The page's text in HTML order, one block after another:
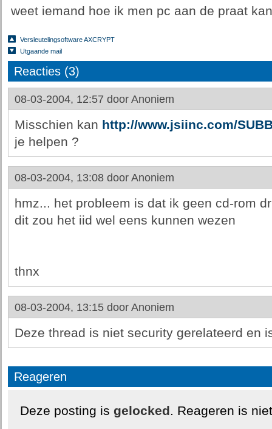
weet iemand hoe ik men pc aan de praat
Versleutelingsoftware AXCRYPT
Utgaande mail
Reacties (3)
08-03-2004, 12:57 door Anoniem
Misschien kan http://www.jsiinc.com/
je helpen ?
08-03-2004, 13:08 door Anoniem
hmz... het probleem is dat ik geen cd-rom
dit zou het iid wel eens kunnen wezen
thnx
08-03-2004, 13:15 door Anoniem
Deze thread is niet security gerelateerd en
Reageren
Deze posting is gelocked. Reageren is